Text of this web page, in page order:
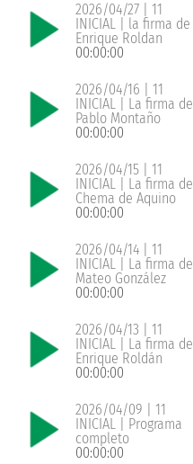
2026/04/27 | 11
INICIAL | la firma de
Enrique Roldan
00:00:00
2026/04/16 | 11
INICIAL | La firma de
Pablo Montaño
00:00:00
2026/04/15 | 11
INICIAL | La firma de
Chema de Aquino
00:00:00
2026/04/14 | 11
INICIAL | La firma de
Mateo González
00:00:00
2026/04/13 | 11
INICIAL | La firma de
Enrique Roldán
00:00:00
2026/04/09 | 11
INICIAL | Programa
completo
00:00:00